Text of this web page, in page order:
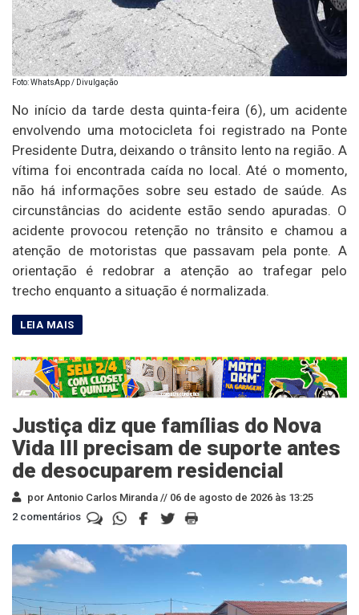
Foto: WhatsApp / Divulgação
No início da tarde desta quinta-feira (6), um acidente
envolvendo uma motocicleta foi registrado na Ponte
Presidente Dutra, deixando o trânsito lento na região. A
vítima foi encontrada caída no local. Até o momento,
não há informações sobre seu estado de saúde. As
circunstâncias do acidente estão sendo apuradas. O
acidente provocou retenção no trânsito e chamou a
atenção de motoristas que passavam pela ponte. A
orientação é redobrar a atenção ao trafegar pelo
trecho enquanto a situação é normalizada.
Justiça diz que famílias do Nova
Vida III precisam de suporte antes
de desocuparem residencial
por Antonio Carlos Miranda // 06 de agosto de 2026 às 13:25
2 comentários